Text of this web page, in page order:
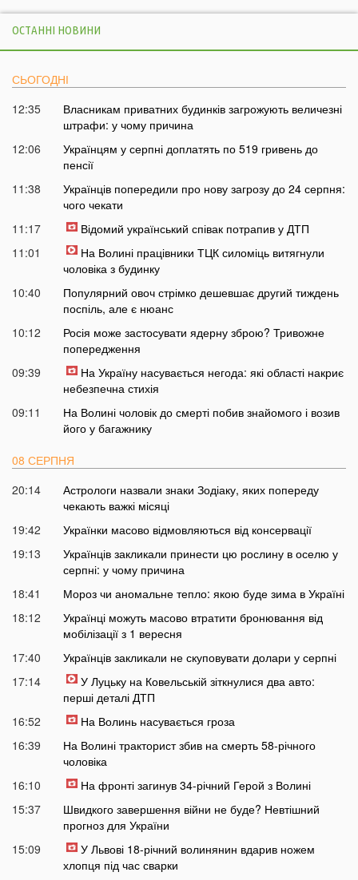
ОСТАННІ НОВИНИ
СЬОГОДНІ
12:35
Власникам приватних будинків загрожують величезні
штрафи: у чому причина
12:06
Українцям у серпні доплатять по 519 гривень до
пенсії
11:38
Українців попередили про нову загрозу до 24 серпня:
чого чекати
11:17
Відомий український співак потрапив у ДТП
11:01
На Волині працівники ТЦК силоміць витягнули
чоловіка з будинку
10:40
Популярний овоч стрімко дешевшає другий тиждень
поспіль, але є нюанс
10:12
Росія може застосувати ядерну зброю? Тривожне
попередження
09:39
На Україну насувається негода: які області накриє
небезпечна стихія
09:11
На Волині чоловік до смерті побив знайомого і возив
його у багажнику
08 СЕРПНЯ
20:14
Астрологи назвали знаки Зодіаку, яких попереду
чекають важкі місяці
19:42
Українки масово відмовляються від консервації
19:13
Українців закликали принести цю рослину в оселю у
серпні: у чому причина
18:41
Мороз чи аномальне тепло: якою буде зима в Україні
18:12
Українці можуть масово втратити бронювання від
мобілізації з 1 вересня
17:40
Українців закликали не скуповувати долари у серпні
17:14
У Луцьку на Ковельській зіткнулися два авто:
перші деталі ДТП
16:52
На Волинь насувається гроза
16:39
На Волині тракторист збив на смерть 58-річного
чоловіка
16:10
На фронті загинув 34-річний Герой з Волині
15:37
Швидкого завершення війни не буде? Невтішний
прогноз для України
15:09
У Львові 18-річний волинянин вдарив ножем
хлопця під час сварки